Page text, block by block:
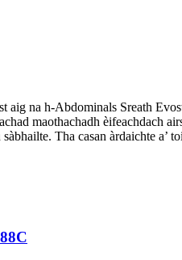
aig na h-Abdominals Sreath
maothachadh èifeachdach
Tha casan àrdaichte a’